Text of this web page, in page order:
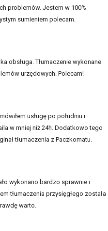
problemów. Jestem w 100%
sumieniem polecam.
obsługa. Tłumaczenie wykonane
urzędowych. Polecam!
usługę po południu i
w mniej niż 24h. Dodatkowo tego
tłumaczenia z Paczkomatu.
wykonano bardzo sprawnie i
tłumaczenia przysięgłego została
warto.